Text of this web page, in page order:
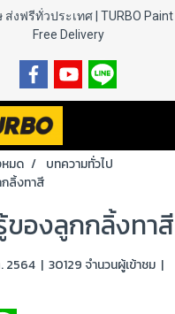
งฟรีทั่วประเทศ | TURBO Paint
Free Delivery
มด
บทความทั่วไป
ลิ้งทาสี
ของลูกกลิ้งทาสี
2564 | 30129 จำนวนผู้เข้าชม |